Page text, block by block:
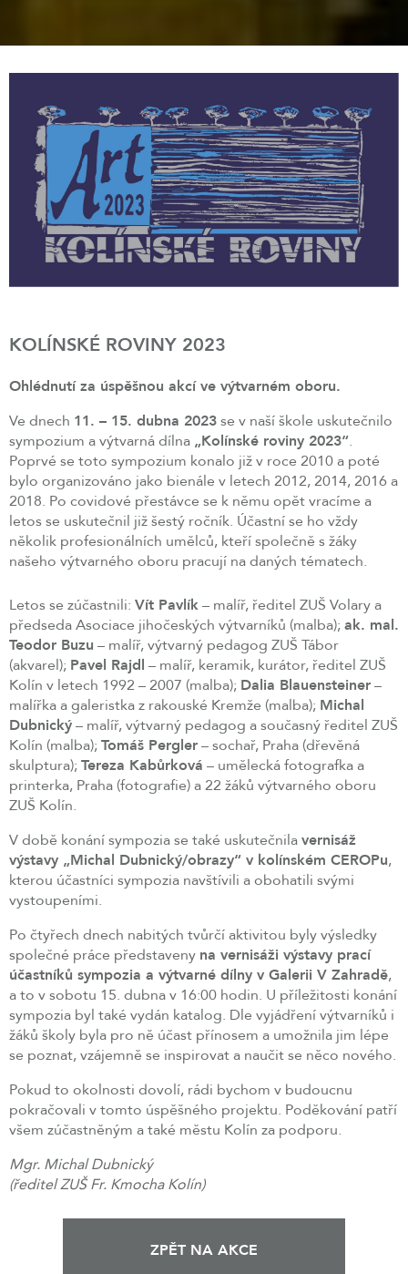
KOLÍNSKÉ ROVINY 2023
Ohlédnutí za úspěšnou akcí ve výtvarném oboru.
Ve dnech 11. – 15. dubna 2023se v naší škole uskutečnilo
sympozium a výtvarná dílna „Kolínské roviny 2023“.
Poprvé se toto sympozium konalo již v roce 2010 a poté
bylo organizováno jako bienále v letech 2012, 2014, 2016 a
2018. Po covidové přestávce se k němu opět vracíme a
letos se uskutečnil již šestý ročník. Účastní se ho vždy
několik profesionálních umělců, kteří společně s žáky
našeho výtvarného oboru pracují na daných tématech.
Letos se zúčastnili: Vít Pavlík– malíř, ředitel ZUŠ Volary a
předseda Asociace jihočeských výtvarníků (malba);ak. mal.
Teodor Buzu – malíř, výtvarný pedagog ZUŠ Tábor
(akvarel); Pavel Rajdl – malíř, keramik, kurátor, ředitel ZUŠ
Kolín v letech 1992 – 2007 (malba); Dalia Blauensteiner–
malířka a galeristka z rakouské Kremže (malba); Michal
Dubnický– malíř, výtvarný pedagog a současný ředitel ZUŠ
Kolín (malba);Tomáš Pergler– sochař, Praha (dřevěná
skulptura);Tereza Kabůrková – umělecká fotografka a
printerka, Praha (fotografie) a 22 žáků výtvarného oboru
ZUŠ Kolín.
V době konání sympozia se také uskutečnilavernisáž
výstavy „Michal Dubnický/obrazy“ v kolínském CEROPu,
kterou účastníci sympozia navštívili a obohatili svými
vystoupeními.
Po čtyřech dnech nabitých tvůrčí aktivitou byly výsledky
společné práce představeny na vernisáži výstavy prací
účastníků sympozia a výtvarné dílny v Galerii V Zahradě,
a to v sobotu 15. dubna v 16:00 hodin. U příležitosti konání
sympozia byl také vydán katalog. Dle vyjádření výtvarníků i
žáků školy byla pro ně účast přínosem a umožnila jim lépe
se poznat, vzájemně se inspirovat a naučit se něco nového.
Pokud to okolnosti dovolí, rádi bychom v budoucnu
pokračovali v tomto úspěšného projektu. Poděkování patří
všem zúčastněným a také městu Kolín za podporu.
Mgr. Michal Dubnický
(ředitel ZUŠ Fr. Kmocha Kolín)
ZPĚT NA AKCE